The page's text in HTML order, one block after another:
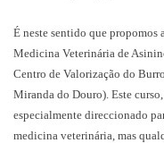
É neste sentido que propomos
Medicina Veterinária de
Centro de Valorização do
Miranda do Douro). Este
especialmente direccionado
medicina veterinária, mas